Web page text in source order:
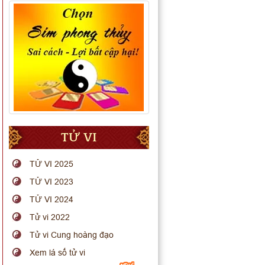
TỬ VI
TỬ VI 2025
TỬ VI 2023
TỬ VI 2024
Tử vi 2022
Tử vi Cung hoàng đạo
Xem lá số tử vi